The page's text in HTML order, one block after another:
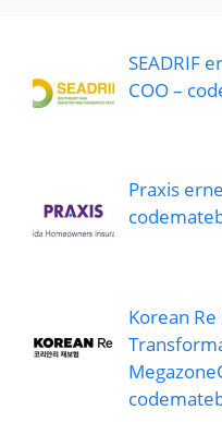
SEADRIF
COO –
Praxis
Korean